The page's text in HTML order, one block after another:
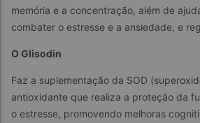
memória e a concentração, além de
combater o estresse e a ansiedade, e
O Glisodin
Faz a suplementação da SOD
antioxidante que realiza a proteção da
o estresse, promovendo melhoras